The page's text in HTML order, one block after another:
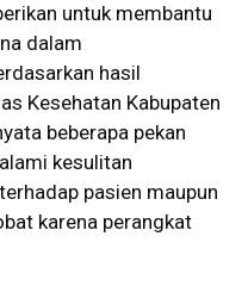
untuk membantu
dalam
hasil
Kesehatan Kabupaten
beberapa pekan
kesulitan
pasien maupun
karena perangkat